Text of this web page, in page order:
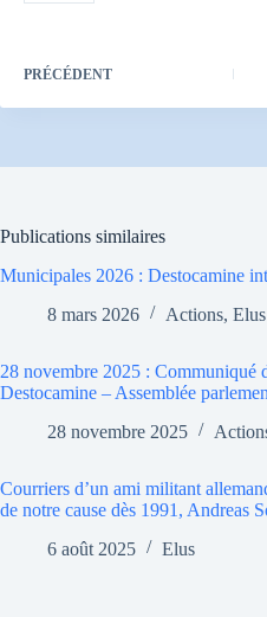
PRÉCÉDENT
Publications similaires
Municipales 2026 : Destocamine
8 mars 2026
Actions, Elus
28 novembre 2025 : Communiqué
Destocamine – Assemblée
28 novembre 2025
Courriers d’un ami militant
de notre cause dès 1991, Andreas
6 août 2025
Elus